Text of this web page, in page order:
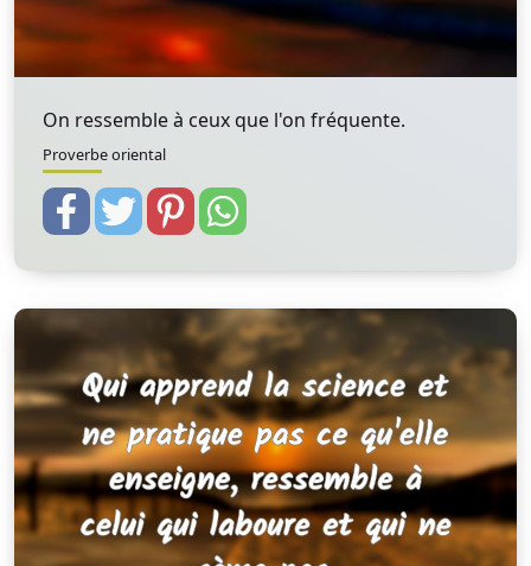
On ressemble à ceux que l'on fréquente.
Proverbe oriental